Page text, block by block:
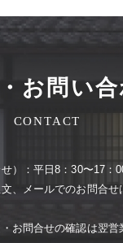
お問い
CONTACT
）：平⽇8：30〜17：
、メールでのお問合せ
お問合せの確認は翌営